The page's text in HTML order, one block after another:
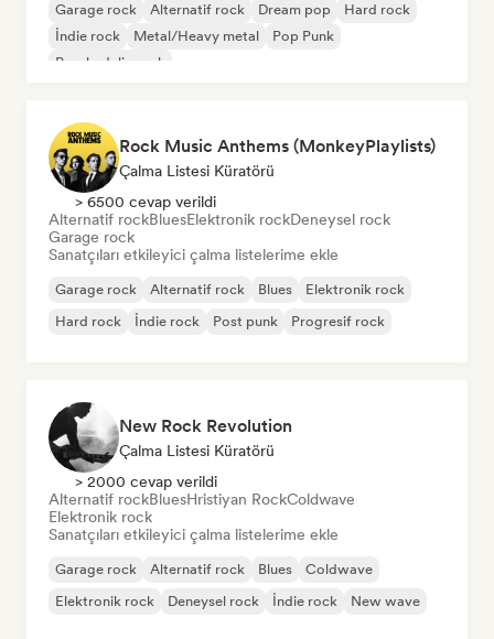
Garage rock Alternatif rock Dream pop
Hard rock
İndie rock
Metal/Heavy metal
Pop Punk
Psychedelic rock
Rock Music Anthems (MonkeyPlaylists)
Çalma Listesi Küratörü
> 6500 cevap verildi
Alternatif rockBluesElektronik rockDeneysel rock
Garage rock
Sanatçıları etkileyici çalma listelerime ekle
Garage rock Alternatif rock Blues
Elektronik rock
Hard rock
İndie rock Post punk Progresif rock
New Rock Revolution
Çalma Listesi Küratörü
> 2000 cevap verildi
Alternatif rockBluesHristiyan RockColdwave
Elektronik rock
Sanatçıları etkileyici çalma listelerime ekle
Garage rock Alternatif rock Blues
Coldwave
Elektronik rock
Deneysel rock İndie rock New wave